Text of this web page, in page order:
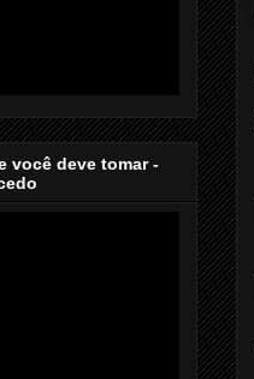
você deve tomar -